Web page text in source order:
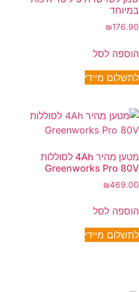
במיוחד
₪176.90
הוספה לסל
לתשלום מיידי
מטען מהיר 4Ah לסוללות
Greenworks Pro 80V
₪469.00
הוספה לסל
לתשלום מיידי